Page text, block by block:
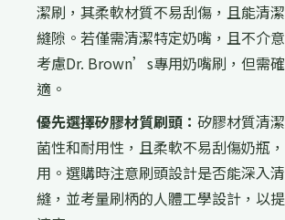
潔刷，其柔軟材質不易刮傷，且能清
縫隙。若僅需清潔特定奶嘴，且不介
考慮Dr. Brown’s專用奶嘴刷，但需
適。
優先選擇矽膠材質刷頭： 矽膠材質清
菌性和耐用性，且柔軟不易刮傷奶瓶
用。選購時注意刷頭設計是否能深入
縫，並考量刷柄的人體工學設計，以